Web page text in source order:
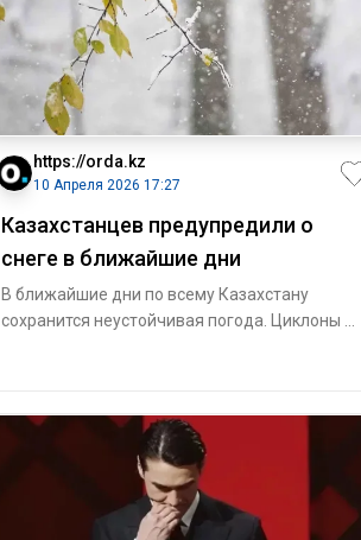
https://orda.kz
10 Апреля 2026 17:27
Казахстанцев предупредили о
снеге в ближайшие дни
В ближайшие дни по всему Казахстану
сохранится неустойчивая погода. Циклоны и